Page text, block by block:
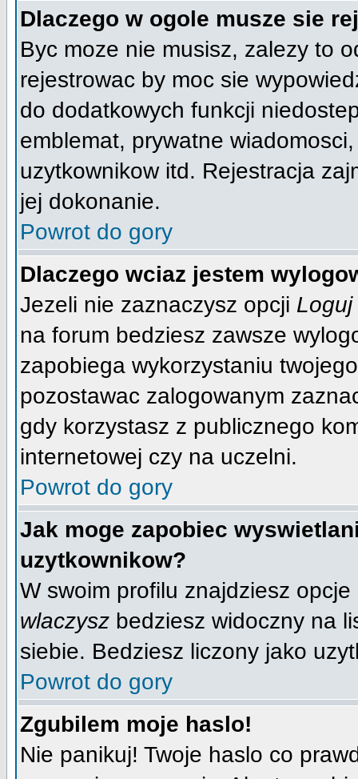
Dlaczego w ogole musze sie
Byc moze nie musisz, zalezy to
rejestrowac by moc sie
do dodatkowych funkcji
emblemat, prywatne
uzytkownikow itd. Rejestracja
jej dokonanie.
Powrot do gory
Dlaczego wciaz jestem
Jezeli nie zaznaczysz opcji
na forum bedziesz zawsze
zapobiega wykorzystaniu
pozostawac zalogowanym
gdy korzystasz z publicznego
internetowej czy na uczelni.
Powrot do gory
Jak moge zapobiec
uzytkownikow?
W swoim profilu znajdziesz opcje
wlaczysz bedziesz widoczny na
siebie. Bedziesz liczony jako
Powrot do gory
Zgubilem moje haslo!
Nie panikuj! Twoje haslo co